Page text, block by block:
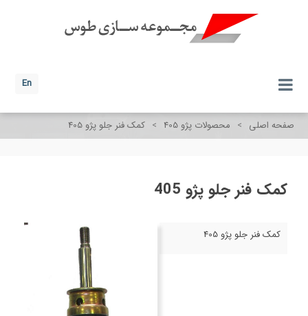
En
صفحه اصلی > محصولات پژو 405 > کمک فنر جلو پژو 405
کمک فنر جلو پژو 405
کمک فنر جلو پژو 405